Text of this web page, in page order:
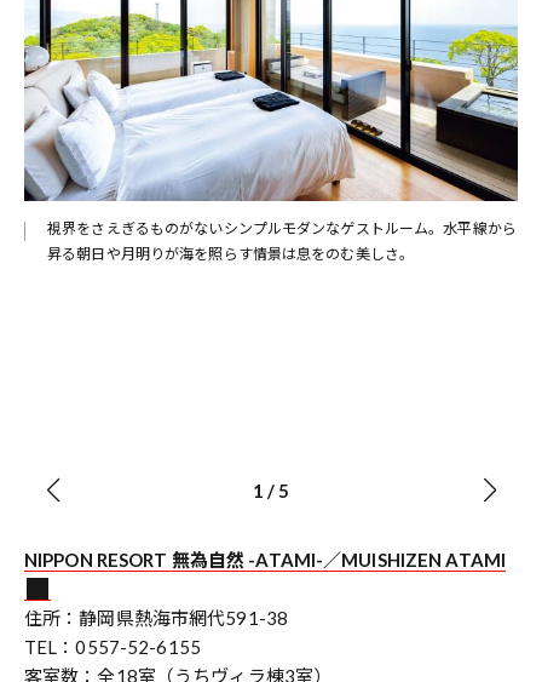
視界をさえぎるものがないシンプルモダンなゲストルーム。水平線から
昇る朝日や月明りが海を照らす情景は息をのむ美しさ。
1 / 5
NIPPON RESORT 無為自然 -ATAMI-／MUISHIZEN ATAMI
住所：静岡県熱海市網代591-38
TEL：0557-52-6155
客室数：全18室（うちヴィラ棟3室）